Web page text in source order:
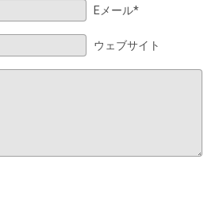
Eメール*
ウェブサイト